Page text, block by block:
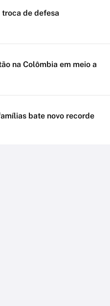
troca de defesa
na Colômbia em meio a
bate novo recorde